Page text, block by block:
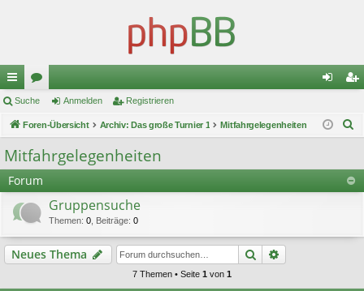
ch
ne
llz
ug
or
en m ist
re
Suche Anmelden Registrieren
Foren-Übersicht Archiv: Das große Turnier 1 Mitfahrgelegenheiten
e
Mitfahrgelegenheiten
Forum
Gruppensuche
Themen: 0 Beiträge: 0
Neues Thema Suche
7 Themen • Seite 1 von 1